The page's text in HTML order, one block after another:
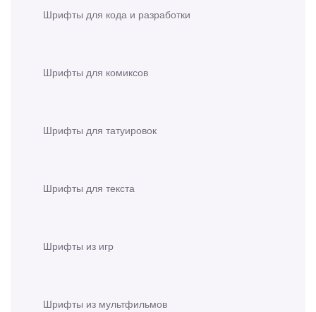
Шрифты для кода и разработки
Шрифты для комиксов
Шрифты для татуировок
Шрифты для текста
Шрифты из игр
Шрифты из мультфильмов